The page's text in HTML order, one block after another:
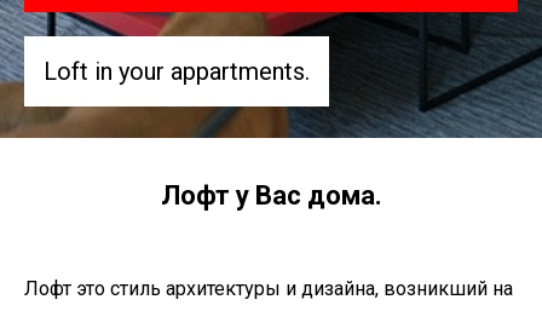
Loft in your appartments.
Лофт у Вас дома.
Лофт это стиль архитектуры и дизайна, возникший на